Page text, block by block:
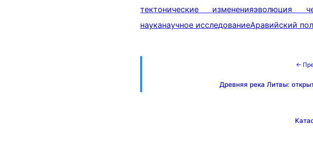
тектонические измененияэволюция
науканаучное исследованиеАравийский
←
Древняя река Литвы: